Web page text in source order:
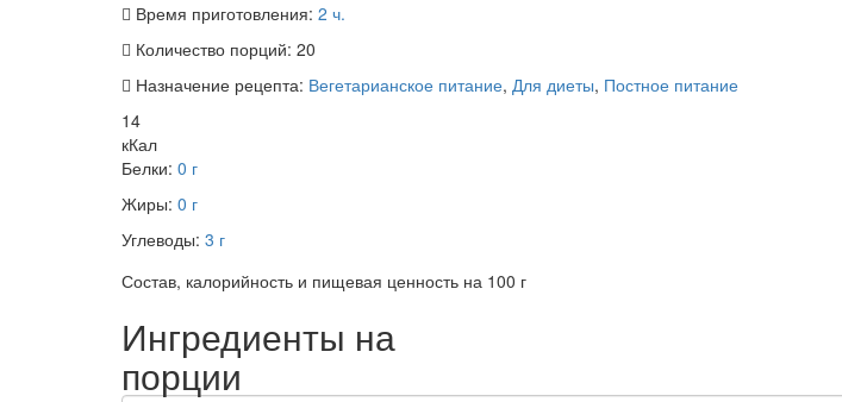
Время приготовления: 2 ч.
Количество порций: 20
Назначение рецепта: Вегетарианское питание, Для диеты, Постное питание
14
кКал
Белки: 0 г
Жиры: 0 г
Углеводы: 3 г
Состав, калорийность и пищевая ценность на 100 г
Ингредиенты на
порции